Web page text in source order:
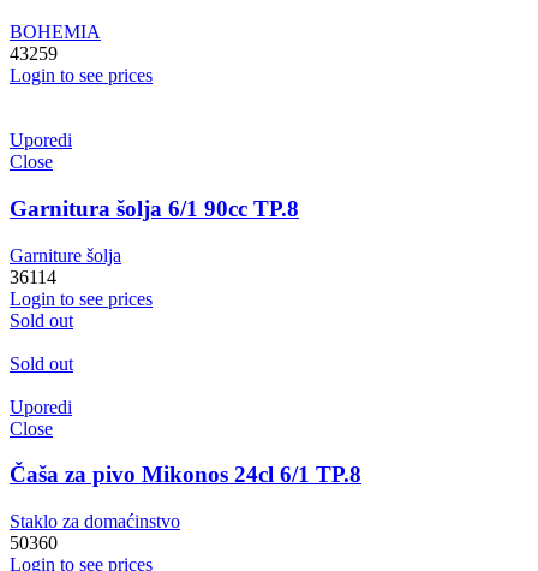
BOHEMIA
43259
Login to see prices
Uporedi
Close
Garnitura šolja 6/1 90cc TP.8
Garniture šolja
36114
Login to see prices
Sold out
Sold out
Uporedi
Close
Čaša za pivo Mikonos 24cl 6/1 TP.8
Staklo za domaćinstvo
50360
Login to see prices